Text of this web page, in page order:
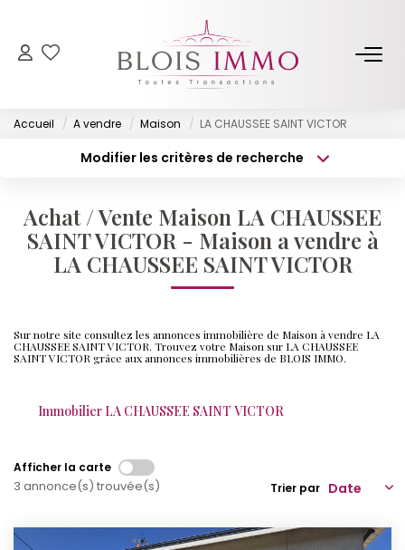
NOS BIENS
Acheter
Louer
Off Market
ESTIMER
FAIRE GÉRER
Nos Partenaires
Accueil A vendre Maison LA CHAUSSEE SAINT VICTOR
Modifier les critères de recherche
Sélectionnez...
Type de bien
Surface min
Budget max Plus de critères
Achat / Vente Maison LA CHAUSSEE
SAINT VICTOR - Maison a vendre à
LA CHAUSSEE SAINT VICTOR
Sur notre site consultez les annonces immobilière de Maison à vendre LA
CHAUSSEE SAINT VICTOR. Trouvez votre Maison sur LA CHAUSSEE
SAINT VICTOR grâce aux annonces immobilières de BLOIS IMMO.
Immobilier LA CHAUSSEE SAINT VICTOR
Afficher la carte
3 annonce(s) trouvée(s) Trier par